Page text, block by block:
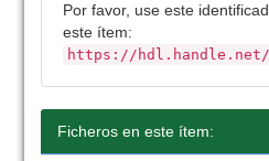
Por favor, use este
este ítem:
https://hdl.handle.net/
Ficheros en este ítem: